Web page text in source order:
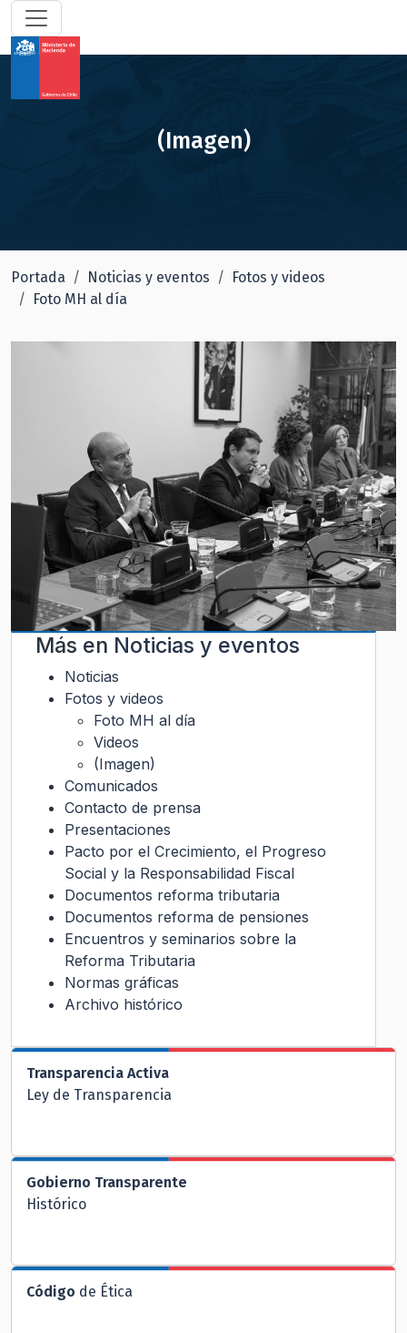
(Imagen)
Portada Noticias y eventos
Fotos y videos
Foto MH al día
Más en Noticias y eventos
Noticias
Fotos y videos
Foto MH al día
Videos
(Imagen)
Comunicados
Contacto de prensa
Presentaciones
Pacto por el Crecimiento, el Progreso
Social y la Responsabilidad Fiscal
Documentos reforma tributaria
Documentos reforma de pensiones
Encuentros y seminarios sobre la
Reforma Tributaria
Normas gráficas
Archivo histórico
Transparencia Activa
Ley de Transparencia
Gobierno Transparente
Histórico
Código de Ética